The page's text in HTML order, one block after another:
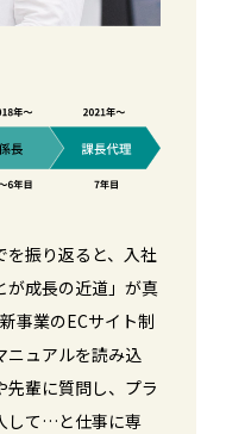
振り返ると、入社
が成長の近道」が真
事業のECサイト制
ニュアルを読み込
先輩に質問し、プラ
して…と仕事に専